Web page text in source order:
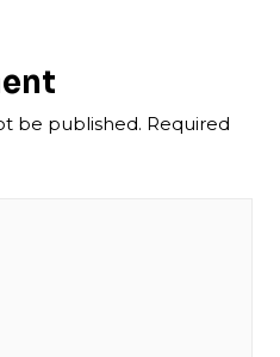
be published. Required